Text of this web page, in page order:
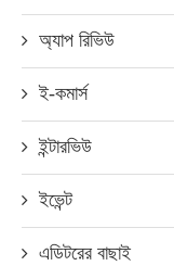
অ্যাপ রিভিউ
ই-কমার্স
ইন্টারভিউ
ইভেন্ট
এডিটরের বাছাই